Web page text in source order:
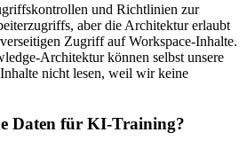
und Richtlinien zur
aber die Architektur erlaubt
Zugriff auf Workspace-Inhalte.
Architektur können selbst unsere
nicht lesen, weil wir keine
Daten für KI-Training?